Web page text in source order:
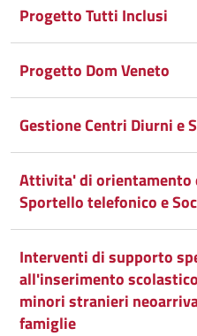
Progetto Tutti Inclusi
Progetto Dom Veneto
Gestione Centri Diurni e
Attivita' di orientamento
Sportello telefonico e
Interventi di supporto
all'inserimento
minori stranieri
famiglie